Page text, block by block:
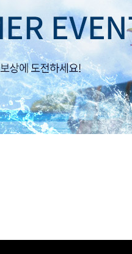
즈
서비스
내정보
보안센터
이벤트
데이트
대회소식
클랜
모집